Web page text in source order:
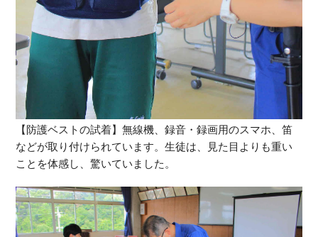
【防護ベストの試着】無線機、録音・録画用のスマホ、笛
などが取り付けられています。生徒は、見た目よりも重い
ことを体感し、驚いていました。